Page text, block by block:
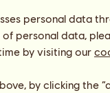
personal data
personal data,
by visiting our
by clicking the